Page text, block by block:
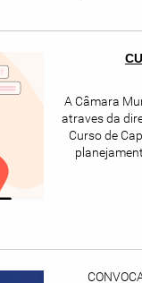
A Câmara
atraves da
Curso de